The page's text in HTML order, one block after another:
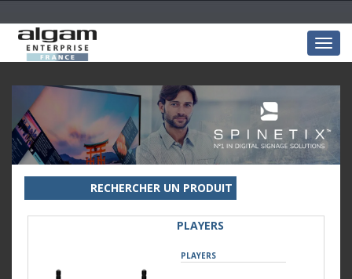
RECHERCHER UN PRODUIT
PLAYERS
PLAYERS